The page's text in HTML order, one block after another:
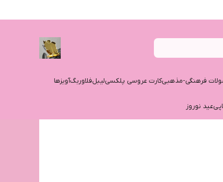
فرهنگی-مذهبیکارت عروسی پلکسیلیبلفلاوربگآویزها
عید نوروز